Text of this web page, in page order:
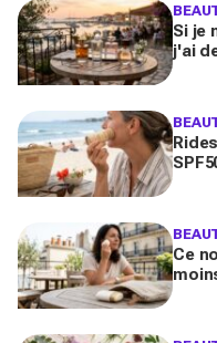
Si je
j'ai
Ce